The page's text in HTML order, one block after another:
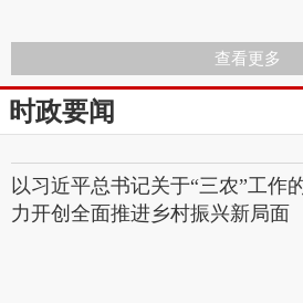
查看更多
时政要闻
以习近平总书记关于“三农”工作
力开创全面推进乡村振兴新局面